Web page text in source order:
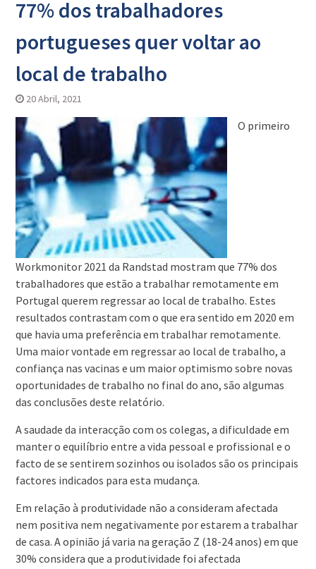
77% dos trabalhadores
portugueses quer voltar ao
local de trabalho
20 Abril, 2021
O primeiro
Workmonitor 2021 da Randstad mostram que 77% dos
trabalhadores que estão a trabalhar remotamente em
Portugal querem regressar ao local de trabalho. Estes
resultados contrastam com o que era sentido em 2020 em
que havia uma preferência em trabalhar remotamente.
Uma maior vontade em regressar ao local de trabalho, a
confiança nas vacinas e um maior optimismo sobre novas
oportunidades de trabalho no final do ano, são algumas
das conclusões deste relatório.
A saudade da interacção com os colegas, a dificuldade em
manter o equilíbrio entre a vida pessoal e profissional e o
facto de se sentirem sozinhos ou isolados são os principais
factores indicados para esta mudança.
Em relação à produtividade não a consideram afectada
nem positiva nem negativamente por estarem a trabalhar
de casa. A opinião já varia na geração Z (18-24 anos) em que
30% considera que a produtividade foi afectada